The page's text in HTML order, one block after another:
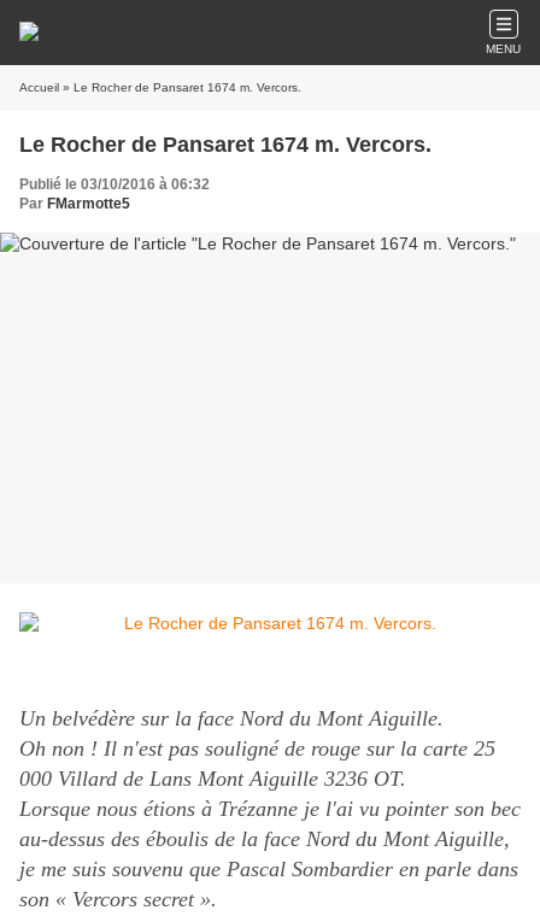
MENU
Accueil » Le Rocher de Pansaret 1674 m. Vercors.
Le Rocher de Pansaret 1674 m. Vercors.
Publié le 03/10/2016 à 06:32
Par FMarmotte5
Un belvédère sur la face Nord du Mont Aiguille.
Oh non ! Il n'est pas souligné de rouge sur la carte 25
000 Villard de Lans Mont Aiguille 3236 OT.
Lorsque nous étions à Trézanne je l'ai vu pointer son bec
au-dessus des éboulis de la face Nord du Mont Aiguille,
je me suis souvenu que Pascal Sombardier en parle dans
son « Vercors secret ».